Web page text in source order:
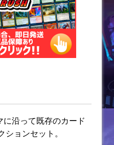
に沿って既存のカード
ションセット。